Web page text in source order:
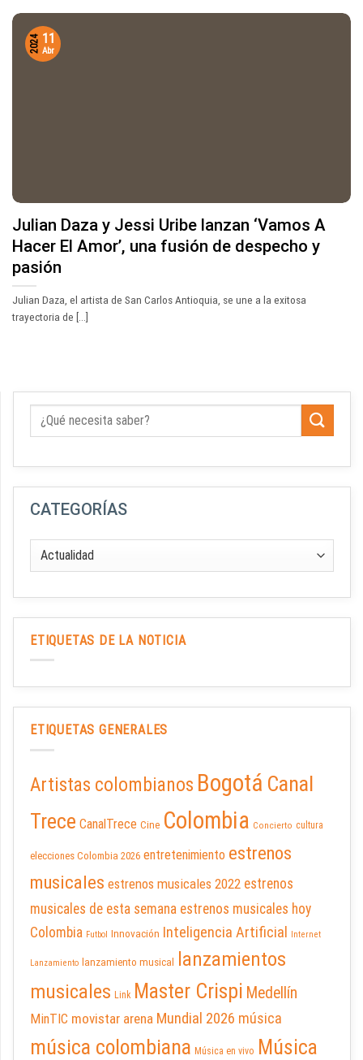
Julian Daza y Jessi Uribe lanzan ‘Vamos A
Hacer El Amor’, una fusión de despecho y
pasión
Julian Daza, el artista de San Carlos Antioquia, se une a la exitosa
trayectoria de [...]
11
Abr
2024
CATEGORÍAS
ETIQUETAS DE LA NOTICIA
ETIQUETAS GENERALES
Artistas colombianos Bogotá Canal
Trece CanalTrece Cine Colombia Concierto cultura
elecciones Colombia 2026 entretenimiento estrenos
musicales estrenos musicales 2022 estrenos
musicales de esta semana estrenos musicales hoy
Colombia Futbol Innovación Inteligencia Artificial Internet
Lanzamiento lanzamiento musical
lanzamientos
musicales Link Master Crispi Medellín
MinTIC movistar arena Mundial 2026 música
música colombiana Música en vivo Música